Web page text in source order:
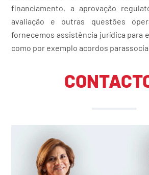
financiamento, a aprovação
avaliação e outras questões
fornecemos assistência jurídica para
como por exemplo acordos